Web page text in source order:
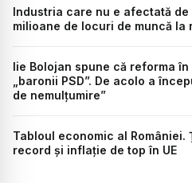
Industria care nu e afectată
milioane de locuri de muncă la
lie Bolojan spune că reforma
„baronii PSD”. De acolo a
de nemulțumire”
Tabloul economic al
record și inflație de top în UE